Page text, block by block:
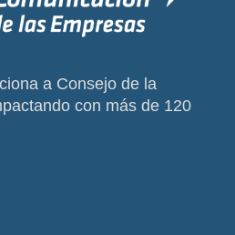
a Consejo de la
con más de 120